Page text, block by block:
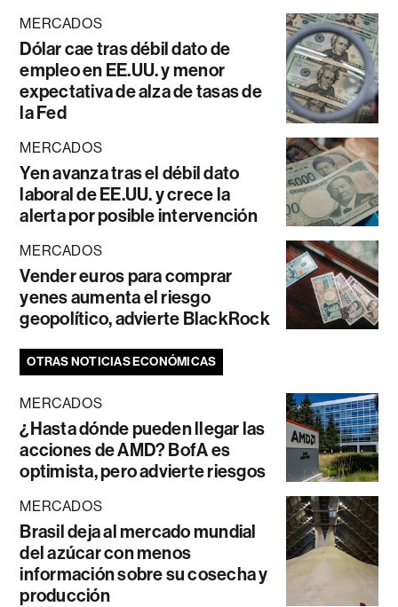
MERCADOS
Dólar cae tras débil dato de
empleo en EE.UU. y menor
expectativa de alza de tasas de
la Fed
MERCADOS
Yen avanza tras el débil dato
laboral de EE.UU. y crece la
alerta por posible intervención
MERCADOS
Vender euros para comprar
yenes aumenta el riesgo
geopolítico, advierte BlackRock
OTRAS NOTICIAS ECONÓMICAS
MERCADOS
¿Hasta dónde pueden llegar las
acciones de AMD? BofA es
optimista, pero advierte riesgos
MERCADOS
Brasil deja al mercado mundial
del azúcar con menos
información sobre su cosecha y
producción